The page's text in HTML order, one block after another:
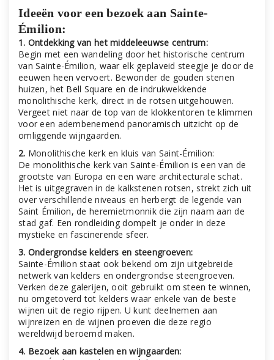
Ideeën voor een bezoek aan Sainte-
Émilion:
1. Ontdekking van het middeleeuwse centrum:
Begin met een wandeling door het historische centrum
van Sainte-Émilion, waar elk geplaveid steegje je door de
eeuwen heen vervoert. Bewonder de gouden stenen
huizen, het Bell Square en de indrukwekkende
monolithische kerk, direct in de rotsen uitgehouwen.
Vergeet niet naar de top van de klokkentoren te klimmen
voor een adembenemend panoramisch uitzicht op de
omliggende wijngaarden.
2. Monolithische kerk en kluis van Saint-Émilion:
De monolithische kerk van Sainte-Émilion is een van de
grootste van Europa en een ware architecturale schat.
Het is uitgegraven in de kalkstenen rotsen, strekt zich uit
over verschillende niveaus en herbergt de legende van
Saint Émilion, de heremietmonnik die zijn naam aan de
stad gaf. Een rondleiding dompelt je onder in deze
mystieke en fascinerende sfeer.
3. Ondergrondse kelders en steengroeven:
Sainte-Émilion staat ook bekend om zijn uitgebreide
netwerk van kelders en ondergrondse steengroeven.
Verken deze galerijen, ooit gebruikt om steen te winnen,
nu omgetoverd tot kelders waar enkele van de beste
wijnen uit de regio rijpen. U kunt deelnemen aan
wijnreizen en de wijnen proeven die deze regio
wereldwijd beroemd maken.
4. Bezoek aan kastelen en wijngaarden: